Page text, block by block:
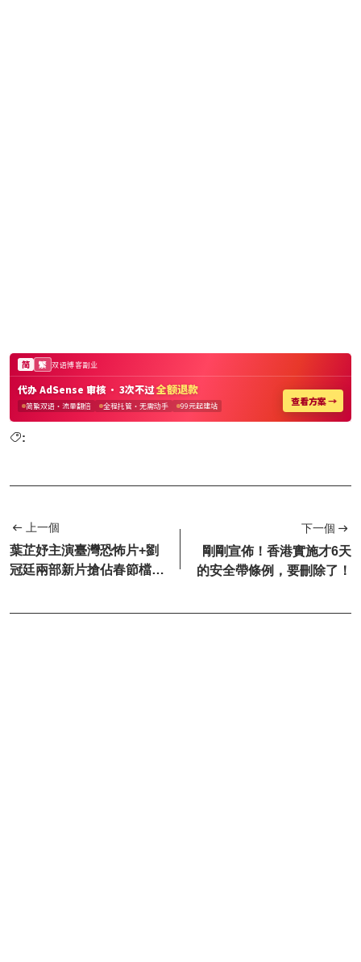
:
上一個
葉芷妤主演臺灣恐怖片+劉
冠廷兩部新片搶佔春節檔+4
下一個
剛剛宣佈！香港實施才6天
的安全帶條例，要刪除了！